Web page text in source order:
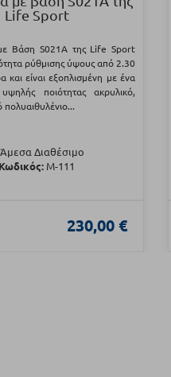
Life Sport
Βάση S021A της Life Sport
ρύθμισης ύψους από 2.30
και είναι εξοπλισμένη με ένα
ποιότητας ακρυλικό,
Άμεσα Διαθέσιμο
Κωδικός: Μ-111
230,00 €